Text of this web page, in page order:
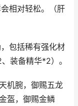
相对轻松。（肝
包括稀有强化材
装备精华*2）。
机腕，御赐五龙
盔，御赐金鳞